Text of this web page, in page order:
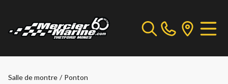
Salle de montre / Ponton